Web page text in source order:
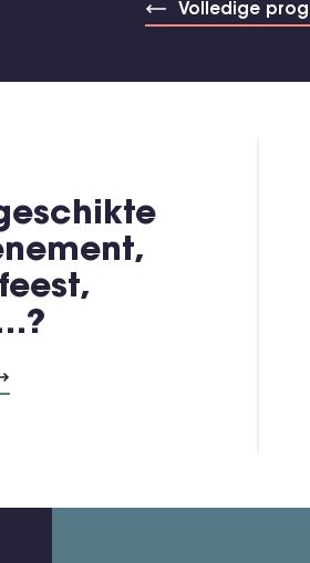
Volledige